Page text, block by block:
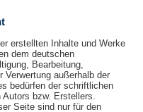
erstellten Inhalte und Werke
dem deutschen
Bearbeitung,
Verwertung außerhalb der
bedürfen der schriftlichen
bzw. Erstellers.
Seite sind nur für den